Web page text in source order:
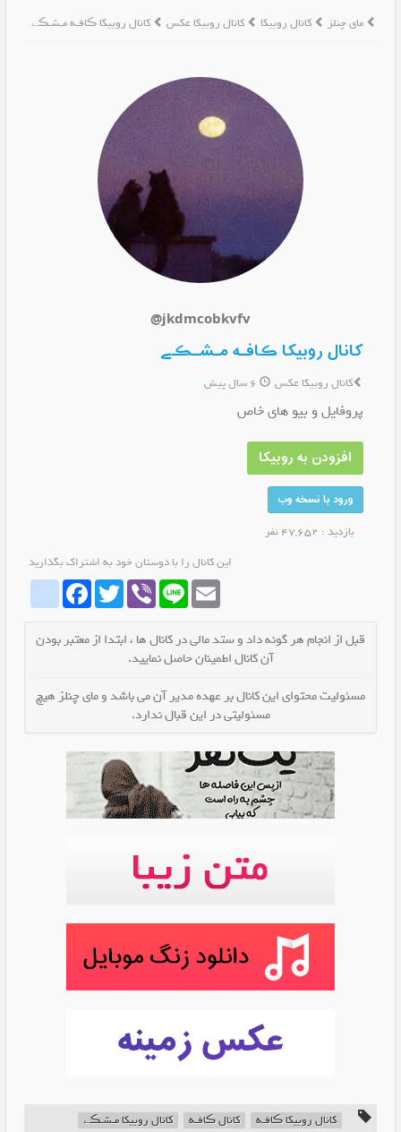
مای چنلز کانال روبیکا کانال روبیکا عکس کانال روبیکا ڪافـه مـشـڪے
@jkdmcobkvfv
کانال روبیکا ڪافـه مـشـڪے
کانال روبیکا عکس
پروفایل و بیو های خاص
افزودن به روبیکا
ورود با نسخه وب
بازدید : 47,652 نفر
این کانال را با دوستان خود به اشتراک بگذارید
whatrubikaFacebookTwitter Viber Line Email
قبل از انجام هر گونه داد و ستد مالی در کانال ها ، ابتدا از معتبر بودن
آن کانال اطمینان حاصل نمایید.
مسئولیت محتوای این کانال بر عهده مدیر آن می باشد و مای چنلز هیچ
مسئولیتی در این قبال ندارد.
کانال روبیکا ڪافـه کانال ڪافـه
کانال روبیکا مـشـڪے